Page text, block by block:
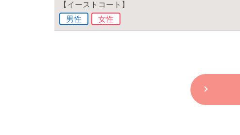
【イーストコート】
男性
女性